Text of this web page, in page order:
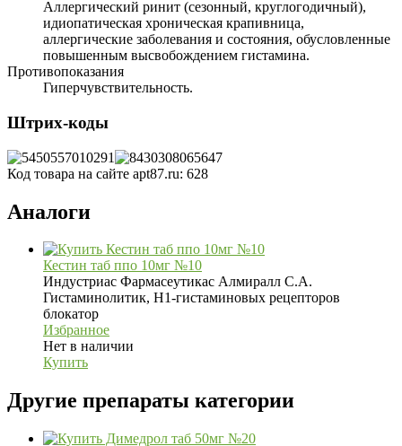
Аллергический ринит (сезонный, круглогодичный),
идиопатическая хроническая крапивница,
аллергические заболевания и состояния, обусловленные
повышенным высвобождением гистамина.
Противопоказания
Гиперчувствительность.
Штрих-коды
Код товара на сайте apt87.ru: 628
Аналоги
Кестин таб ппо 10мг №10
Индустриас Фармасеутикас Алмиралл С.А.
Гистаминолитик, H1-гистаминовых рецепторов
блокатор
Избранное
Нет в наличии
Купить
Другие препараты категории